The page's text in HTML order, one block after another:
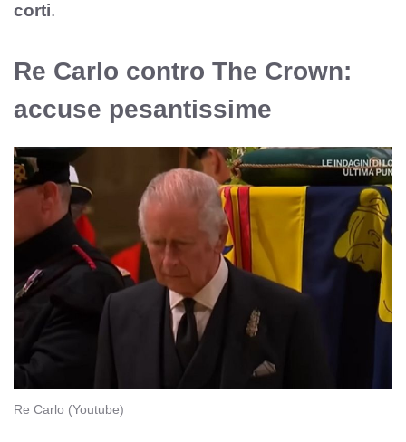
corti.
Re Carlo contro The Crown:
accuse pesantissime
Re Carlo (Youtube)